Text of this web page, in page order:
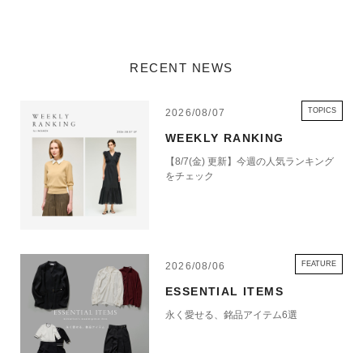
RECENT NEWS
2026/08/07 TOPICS
WEEKLY RANKING
【8/7(金) 更新】今週の人気ランキング
をチェック
2026/08/06 FEATURE
ESSENTIAL ITEMS
永く愛せる、銘品アイテム6選